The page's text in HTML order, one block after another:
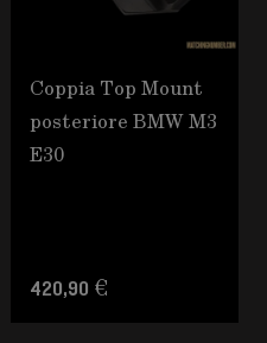
Coppia Top Mount
posteriore BMW M3
E30
420,90 €